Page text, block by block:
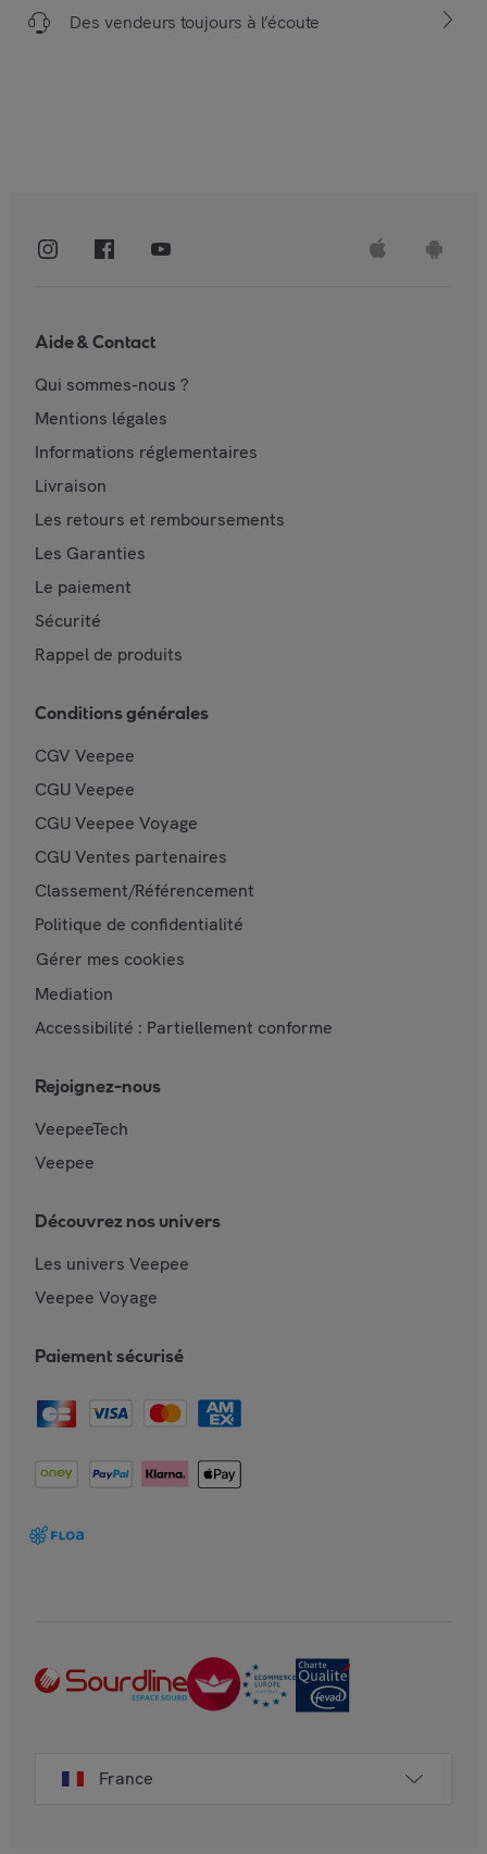
Des vendeurs toujours à l’écoute
Aide & Contact
Qui sommes-nous ?
Mentions légales
Informations réglementaires
Livraison
Les retours et remboursements
Les Garanties
Le paiement
Sécurité
Rappel de produits
Conditions générales
CGV Veepee
CGU Veepee
CGU Veepee Voyage
CGU Ventes partenaires
Classement/Référencement
Politique de confidentialité
Gérer mes cookies
Mediation
Accessibilité : Partiellement conforme
Rejoignez-nous
VeepeeTech
Veepee
Découvrez nos univers
Les univers Veepee
Veepee Voyage
Paiement sécurisé
France